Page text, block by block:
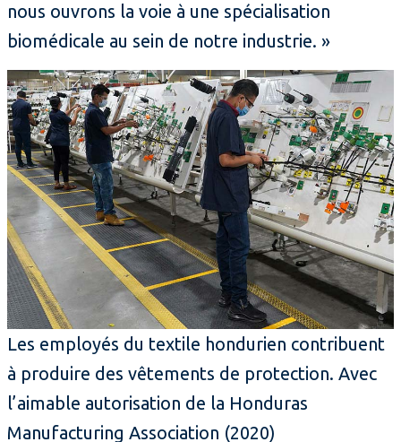
nous ouvrons la voie à une spécialisation
biomédicale au sein de notre industrie. »
Les employés du textile hondurien contribuent
à produire des vêtements de protection. Avec
l’aimable autorisation de la Honduras
Manufacturing Association (2020)